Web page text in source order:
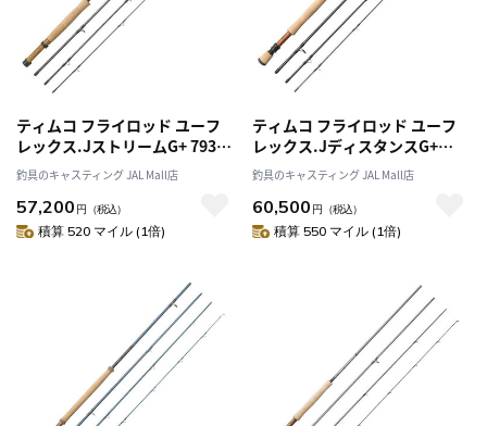
ティムコ フライロッド ユーフ
レックス.JストリームG+ 793-
4G+
釣具のキャスティング JAL Mall店
57,200 円 （税込）
積算 520 マイル (1倍)
ティムコ フライロッド ユーフ
レックス.JディスタンスG+
906-4G+
釣具のキャスティング JAL Mall店
60,500 円 （税込）
積算 550 マイル (1倍)